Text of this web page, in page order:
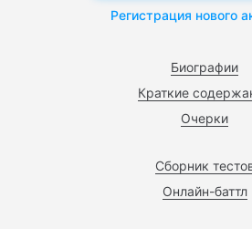
Биографии
Краткие
Очерки
Сборник
Онлайн-баттл
Регистрация нового